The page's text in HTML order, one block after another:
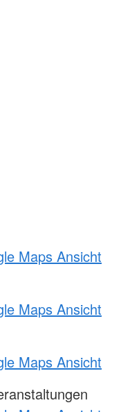
Maps Ansicht
Maps Ansicht
Maps Ansicht